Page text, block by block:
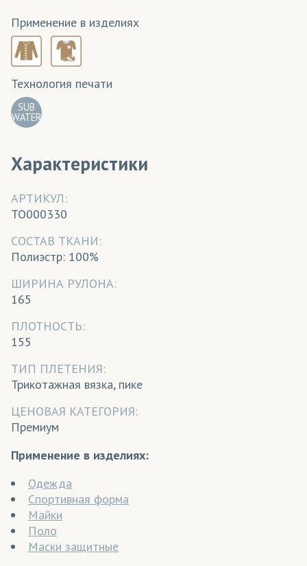
Применение в изделиях
Технология печати
SUB
WATER
Характеристики
АРТИКУЛ:
TO000330
CОСТАВ ТКАНИ:
Полиэстр: 100%
ШИРИНА РУЛОНА:
165
ПЛОТНОСТЬ:
155
ТИП ПЛЕТЕНИЯ:
Трикотажная вязка, пике
ЦЕНОВАЯ КАТЕГОРИЯ:
Премиум
Применение в изделиях:
Одежда
Спортивная форма
Майки
Поло
Маски защитные